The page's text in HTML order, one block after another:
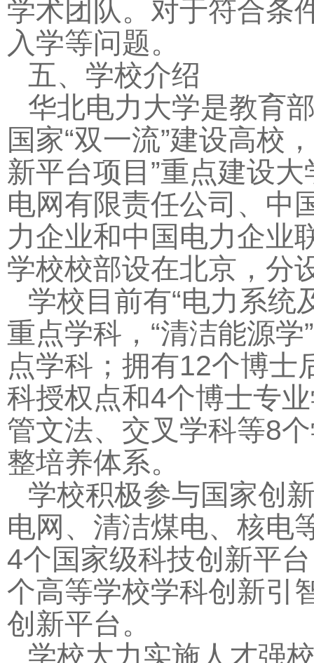
学术团队。对于符合条
入学等问题。
五、学校介绍
华北电力大学是教育
国家“双一流”建设高校
新平台项目”重点建设
电网有限责任公司、中
力企业和中国电力企业
学校校部设在北京，分
学校目前有“电力系统
重点学科，“清洁能源
点学科；拥有12个博士
科授权点和4个博士专
管文法、交叉学科等8
整培养体系。
学校积极参与国家创
电网、清洁煤电、核电
4个国家级科技创新平
个高等学校学科创新引
创新平台。
学校大力实施人才强